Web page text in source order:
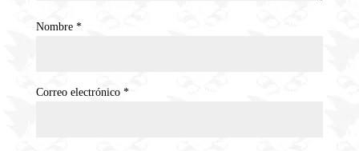
Nombre *
Correo electrónico *